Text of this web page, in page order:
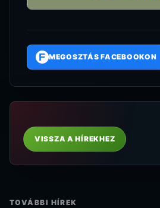
F MEGOSZTÁS FACEBOOKON
VISSZA A HÍREKHEZ
TOVÁBBI HÍREK